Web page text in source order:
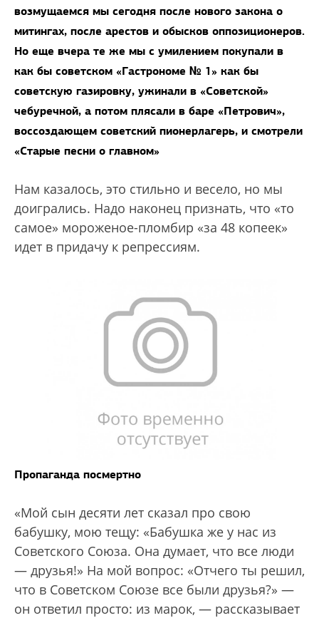
возмущаемся мы сегодня после нового закона о
митингах, после арестов и обысков оппозиционеров.
Но еще вчера те же мы с умилением покупали в
как бы советском «Гастрономе № 1» как бы
советскую газировку, ужинали в «Советской»
чебуречной, а потом плясали в баре «Петрович»,
воссоздающем советский пионерлагерь, и смотрели
«Старые песни о главном»
Нам казалось, это стильно и весело, но мы
доигрались. Надо наконец признать, что «то
самое» мороженое-пломбир «за 48 копеек»
идет в придачу к репрессиям.
Пропаганда посмертно
«Мой сын десяти лет сказал про свою
бабушку, мою тещу: «Бабушка же у нас из
Советского Союза. Она думает, что все люди
— друзья!» На мой вопрос: «Отчего ты решил,
что в Советском Союзе все были друзья?» —
он ответил просто: из марок, — рассказывает